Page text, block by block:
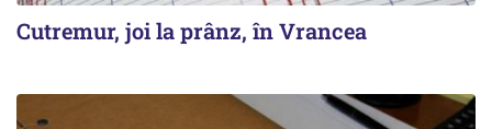
Cutremur, joi la prânz, în Vrancea